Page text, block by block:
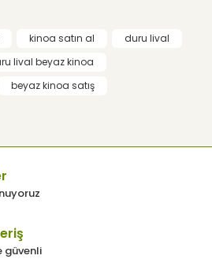
Yorum Yaz
iletebilirsiniz.
için teşekkür ederiz.
eksik bilgiler
sitelerden daha pahalı.
farklı alternatifler olmalı.
kinoa satın al
duru lival
lival beyaz kinoa
beyaz kinoa satış
güvenli